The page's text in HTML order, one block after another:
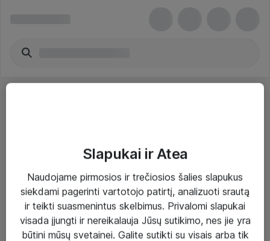
Paslaugos
Sprendimai
Įgyvendinti projektai
Slapukai ir Atea
Naudojame pirmosios ir trečiosios šalies slapukus
siekdami pagerinti vartotojo patirtį, analizuoti srautą
ir teikti suasmenintus skelbimus. Privalomi slapukai
visada įjungti ir nereikalauja Jūsų sutikimo, nes jie yra
būtini mūsų svetainei. Galite sutikti su visais arba tik